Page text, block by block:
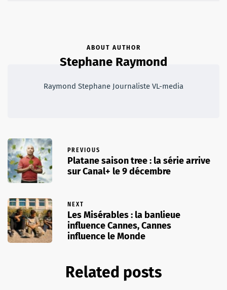
ABOUT AUTHOR
Stephane Raymond
Raymond Stephane Journaliste VL-media
PREVIOUS
Platane saison tree : la série arrive
sur Canal+ le 9 décembre
NEXT
Les Misérables : la banlieue
influence Cannes, Cannes
influence le Monde
Related posts